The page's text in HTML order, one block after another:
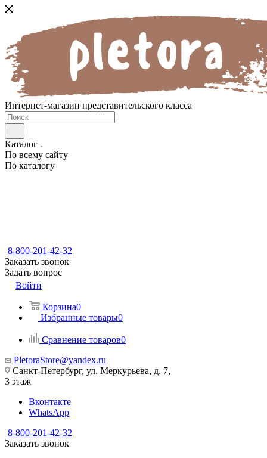
Интернет-магазин представительского класса
Каталог
По всему сайту
По каталогу
8-800-201-42-32
Заказать звонок
Задать вопрос
Войти
Корзина0
Избранные товары0
Сравнение товаров0
PletoraStore@yandex.ru
Санкт-Петербург, ул. Меркурьева, д. 7,
3 этаж
Вконтакте
WhatsApp
8-800-201-42-32
Заказать звонок